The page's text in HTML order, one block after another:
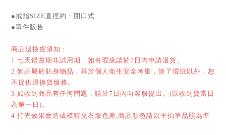
●戒指SIZE直徑約：開口式
●單件販售
商品退換貨須知：
1.七天鑑賞期非試用期，如有瑕疵請於7日內申請退貨。
2.飾品屬於貼身物品，基於個人衛生安全考量，除了瑕疵以外，恕
不提供退換貨服務。
3.如收到商品有任何問題，請於7日內向客服提出。(以收到貨當日
為第一日)。
4.打光效果會造成模特兒衣服色差,商品顏色請以平拍單品照為準